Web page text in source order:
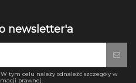
newsletter'a
tym celu należy odnaleźć szczegóły w
prawnej.